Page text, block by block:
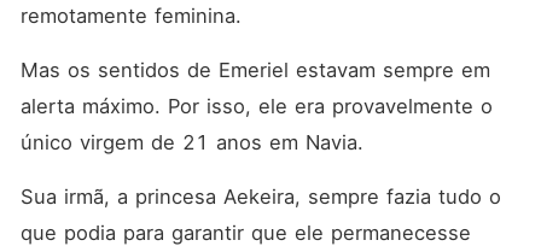
remotamente feminina.
Mas os sentidos de Emeriel estavam sempre em
alerta máximo. Por isso, ele era provavelmente o
único virgem de 21 anos em Navia.
Sua irmã, a princesa Aekeira, sempre fazia tudo o
que podia para garantir que ele permanecesse